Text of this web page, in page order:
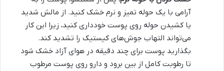
آرامی با یک حوله تمیز و نرم خشک کنید. از مالش شدید
یا کشیدن حوله روی پوست خودداری کنید، زیرا این کار
می‌تواند التهاب جوش‌های کیستیک را تشدید کند.
بگذارید پوست برای چند دقیقه در هوای آزاد خشک شود
تا رطوبت کامل از بین برود و دارو روی پوست مرطوب